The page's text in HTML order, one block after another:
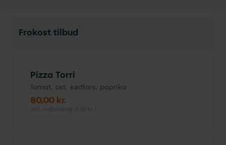
Frokost tilbud
Pizza Torri
Tomat, ost, kødfars, paprika
80,00 kr.
inkl. indbetaling (0,00 kr.)